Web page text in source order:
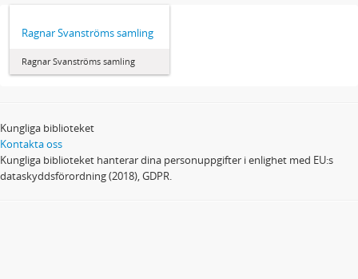
Ragnar Svanströms samling
Ragnar Svanströms samling
Kungliga biblioteket
Kontakta oss
Kungliga biblioteket hanterar dina personuppgifter i enlighet med EU:s
dataskyddsförordning (2018), GDPR.